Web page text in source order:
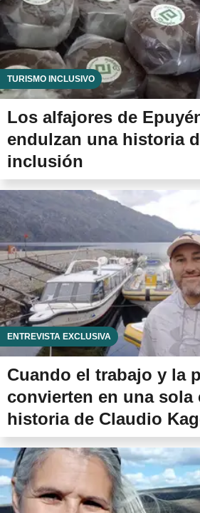
TURISMO INCLUSIVO
Los alfajores de
endulzan una historia
inclusión
ENTREVISTA EXCLUSIVA
Cuando el trabajo y la
convierten en una sola
historia de Claudio